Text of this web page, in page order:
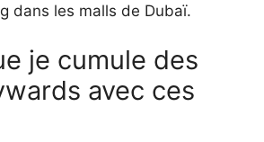
dans les malls de Dubaï.
je cumule des
avec ces